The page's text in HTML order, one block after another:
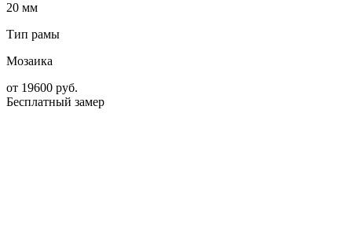
20 мм
Тип рамы
Мозаика
от 19600 руб.
Бесплатный замер